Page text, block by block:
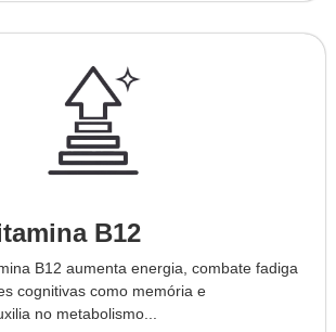
B12
B12 aumenta energia, combate fadiga
cognitivas como memória e
no metabolismo...